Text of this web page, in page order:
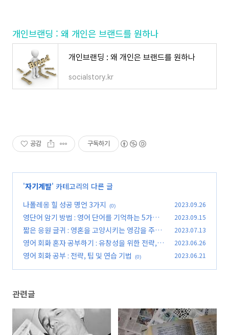
개인브랜딩 : 왜 개인은 브랜드를 원하나
개인브랜딩 : 왜 개인은 브랜드를 원하나
socialstory.kr
공감 구독하기
'자기계발' 카테고리의 다른 글
나폴레옹 힐 성공 명언 3가지
(0) 2023.09.26
영단어 암기 방법 : 영어 단어를 기억하는 5가지
방법 (0)
2023.09.15
짧은 응원 글귀 : 영혼을 고양시키는 영감을 주는
메시지
(0)
2023.07.13
영어 회화 혼자 공부하기 : 유창성을 위한 전략, 팁
및 리소스 (0)
2023.06.26
영어 회화 공부 : 전략, 팁 및 연습 기법 (0) 2023.06.21
관련글